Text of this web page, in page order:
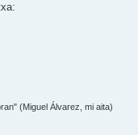
(Miguel Álvarez, mi aita)